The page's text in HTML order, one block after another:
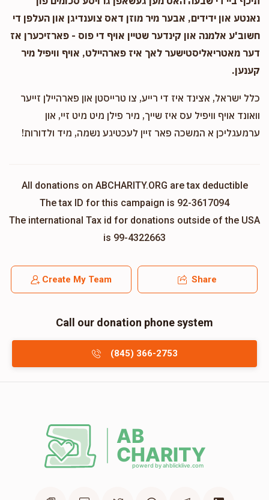
נאנטע און ידידים, אבער מיר מוזן דאס צוענדיגן און העלפן די
חשוב'ע אלמנה און קינדער שטיין אויף די פוס - פארזיכערן אז
דער מאטריאליסטישער לאך איז פארהיילט, אויף וויפיל מיר
קענען.
כלל ישראל, אצינד איז די רייע, צו טרייסטן און פארהיילן זייער
וואונד אויף וויפיל עס איז שייך, מיר פילן מיט מיט זיי, און
ערמעגליכן א המשכה פאר זיין לעכטיגע נשמה, מיד ולדורות!
All donations on ABCHARITY.ORG are tax deductible
The tax ID for this campaign is 92-3617094
The international Tax id for donations outside of the USA
is 99-4322663
Create My Team Share
Call our donation phone system
(845) 366-2753